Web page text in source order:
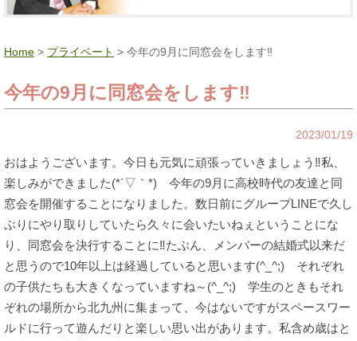
Home > プライベート > 今年の9月に同窓会をします‼
今年の9月に同窓会をします‼
2023/01/19
おはようございます。今日も元気に頑張っていきましょう‼私、
楽しみができました(*´▽｀*) 今年の9月に高校時代の友達と同
窓会を開催することになりました。数日前にグループLINEで久し
ぶりにやり取りしていたら久々に会いたいねぇということにな
り、同窓会を決行することに‼たぶん、メンバーの結婚式以来だ
と思うので10年以上は経過していると思います(^_^;) それぞれ
の子供たちも大きくなっていますね～(^_^;) 学生のときもそれ
ぞれの場所から北九州に集まって、今はないですがスペースワー
ルドに行って遊んだりと楽しい思い出があります。私含め歳はと